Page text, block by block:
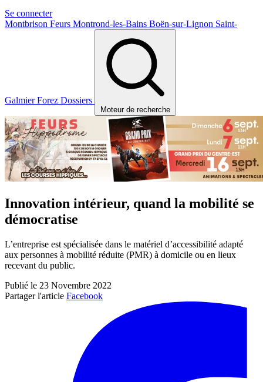
Se connecter
Montbrison Feurs Montrond-les-Bains Boën-sur-Lignon Saint-
GalmierForez Dossiers
Moteur de recherche
Innovation intérieur, quand la mobilité se
démocratise
L’entreprise est spécialisée dans le matériel d’accessibilité adapté
aux personnes à mobilité réduite (PMR) à domicile ou en lieux
recevant du public.
Publié le 23 Novembre 2022
Partager l'article Facebook